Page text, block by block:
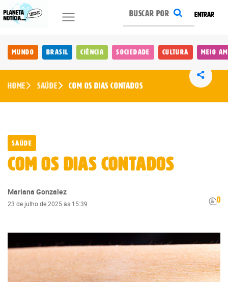
ENTRAR
Mundo Brasil Ciência Sociedade Cultura Meio
Home Saúde Com os dias contados
Saúde
Com os dias contados
Mariana Gonzalez
23 de julho de 2025 às 15:39 0